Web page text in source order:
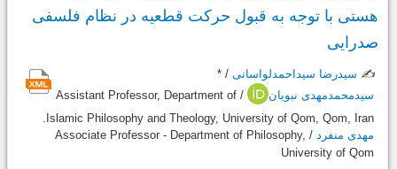
هستی با توجه به قبول حرکت قطعیه در نظام فلسفی
صدرایی
✍️ سیدرضا سیداحمدلواسانی / *
سیدمحمدمهدی نبویان
/ Assistant Professor, Department of
Islamic Philosophy and Theology, University of Qom, Qom, Iran.
مهدی منفرد
/ Associate Professor - Department of Philosophy,
University of Qom